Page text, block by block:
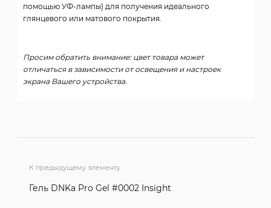
помощью УФ-лампы) для получения идеального
глянцевого или матового покрытия.
Просим обратить внимание: цвет товара может
отличаться в зависимости от освещения и настроек
экрана Вашего устройства.
К предыдущему элементу
Гель DNKa Pro Gel #0002 Insight